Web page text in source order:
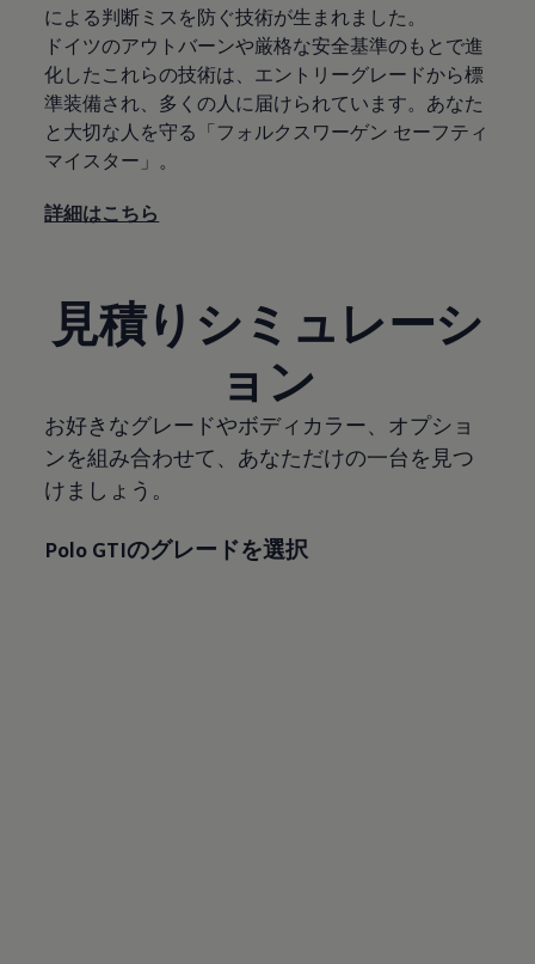
による判断ミスを防ぐ技術が生まれました。
ドイツのアウトバーンや厳格な安全基準のもとで進
化したこれらの技術は、エントリーグレードから標
準装備され、多くの人に届けられています。あなた
と大切な人を守る「フォルクスワーゲン セーフティ
マイスター」。
詳細はこちら
見積りシミュレーシ
ョン
お好きなグレードやボディカラー、オプショ
ンを組み合わせて、あなただけの一台を見つ
けましょう。
Polo GTIのグレードを選択